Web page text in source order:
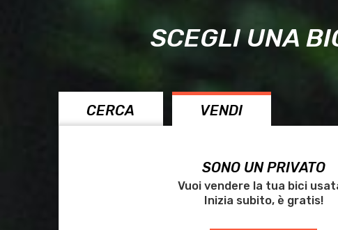
SCEGLI UNA
CERCA VENDI
SONO UN PRIVATO
Vuoi vendere la tua bici
Inizia subito, è gratis!